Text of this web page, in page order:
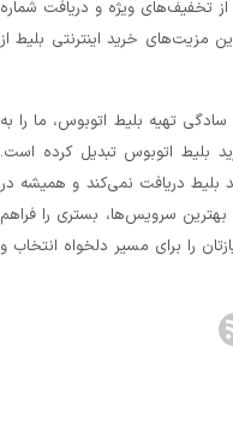
تخفیف‌های ویژه و دریافت شماره‌
مزیت‌های خرید اینترنتی بلیط از
کنار پشتیبانی‌ ۲۴ ساعته و سادگی تهیه بلیط اتوبوس، ما را به
بلیط اتوبوس تبدیل کرده است.
خرید بلیط دریافت نمی‌کند و همیشه در
سرویس‌ها، بستری را فراهم
را برای مسیر دلخواه انتخاب و